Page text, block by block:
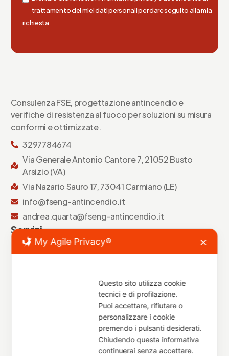
trattamento dei miei dati personali per dare seguito alla mia
richiesta
Consulenza FSE, progettazione antincendio e
verifiche di resistenza al fuoco per soluzioni su misura
conformi e ottimizzate.
3297784674
Via Generale Antonio Cantore 7, 21052 Busto
Arsizio (VA)
Via Nazario Sauro 17, 73041 Carmiano (LE)
info@fseng-antincendio.it
andrea.quarta@fseng-antincendio.it
Servizi
Ingegneria Antincendio
Impianti Antincendio
Resistenza al Fuoco
Ingegneria Forense
My Agile Privacy® ✕
Questo sito utilizza cookie
tecnici e di profilazione.
Puoi accettare, rifiutare o
personalizzare i cookie
premendo i pulsanti desiderati.
Chiudendo questa informativa
continuerai senza accettare.